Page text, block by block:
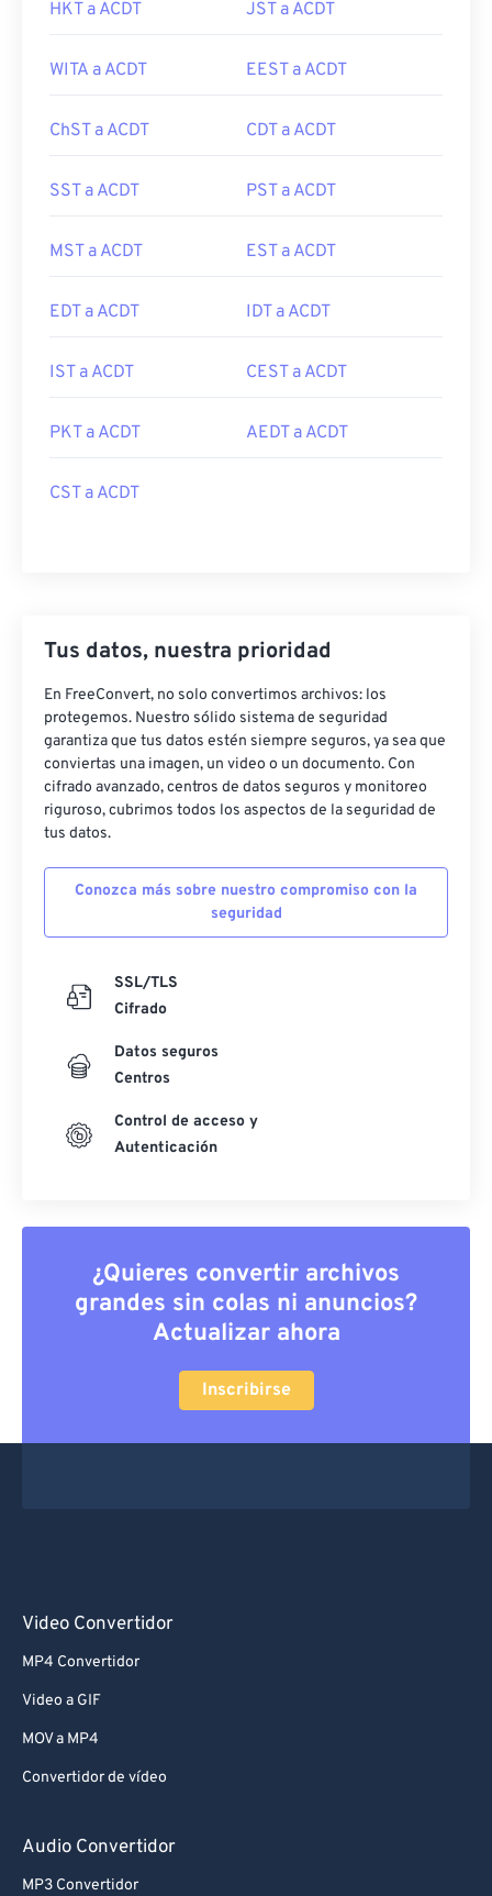
HKT a ACDT JST a ACDT
WITA a ACDT EEST a ACDT
ChST a ACDT CDT a ACDT
SST a ACDT PST a ACDT
MST a ACDT EST a ACDT
EDT a ACDT IDT a ACDT
IST a ACDT CEST a ACDT
PKT a ACDT AEDT a ACDT
CST a ACDT
Tus datos, nuestra prioridad
En FreeConvert, no solo convertimos archivos: los
protegemos. Nuestro sólido sistema de seguridad
garantiza que tus datos estén siempre seguros, ya sea que
conviertas una imagen, un video o un documento. Con
cifrado avanzado, centros de datos seguros y monitoreo
riguroso, cubrimos todos los aspectos de la seguridad de
tus datos.
Conozca más sobre nuestro compromiso con la
seguridad
SSL/TLS
Cifrado
Datos seguros
Centros
Control de acceso y
Autenticación
¿Quieres convertir archivos
grandes sin colas ni anuncios?
Actualizar ahora
Inscribirse
Video Convertidor
MP4 Convertidor
Video a GIF
MOV a MP4
Convertidor de vídeo
Audio Convertidor
MP3 Convertidor